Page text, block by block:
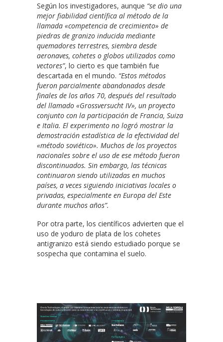
Según los investigadores, aunque “se dio una
mejor fiabilidad científica al método de la
llamada «competencia de crecimiento» de
piedras de granizo inducida mediante
quemadores terrestres, siembra desde
aeronaves, cohetes o globos utilizados como
vectores”, lo cierto es que también fue
descartada en el mundo. “Estos métodos
fueron parcialmente abandonados desde
finales de los años 70, después del resultado
del llamado «Grossversucht IV», un proyecto
conjunto con la participación de Francia, Suiza
e Italia. El experimento no logró mostrar la
demostración estadística de la efectividad del
«método soviético». Muchos de los proyectos
nacionales sobre el uso de ese método fueron
discontinuados. Sin embargo, las técnicas
continuaron siendo utilizadas en muchos
países, a veces siguiendo iniciativas locales o
privadas, especialmente en Europa del Este
durante muchos años”.
Por otra parte, los científicos advierten que el
uso de yoduro de plata de los cohetes
antigranizo está siendo estudiado porque se
sospecha que contamina el suelo.